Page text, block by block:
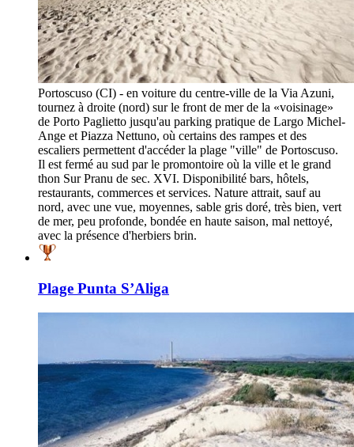
Portoscuso (CI) - en voiture du centre-ville de la Via Azuni,
tournez à droite (nord) sur le front de mer de la «voisinage»
de Porto Paglietto jusqu'au parking pratique de Largo Michel-
Ange et Piazza Nettuno, où certains des rampes et des
escaliers permettent d'accéder la plage "ville" de Portoscuso.
Il est fermé au sud par le promontoire où la ville et le grand
thon Sur Pranu de sec. XVI. Disponibilité bars, hôtels,
restaurants, commerces et services. Nature attrait, sauf au
nord, avec une vue, moyennes, sable gris doré, très bien, vert
de mer, peu profonde, bondée en haute saison, mal nettoyé,
avec la présence d'herbiers brin.
Plage Punta S’Aliga